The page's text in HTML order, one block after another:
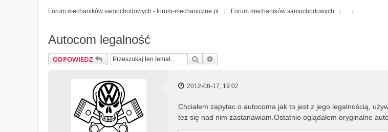
Forum mechaników samochodowych - forum-mechaniczne.pl Forum mechaników samochodowych
Autocom legalność
ODPOWIEDZ Szukaj
2012-08-17, 19:02
Chciałem zapytac o autocoma jak to jest z jego legalnością,
też się nad nim zastanawiam.Ostatnio oglądałem oryginalne